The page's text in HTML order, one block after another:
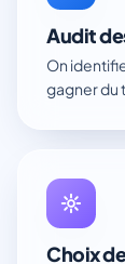
Audit
On
gagner du
Choix